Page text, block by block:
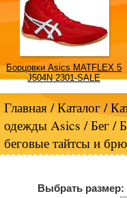
Борцовки Asics MATFLEX 5
J504N 2301-SALE
Главная/ Каталог /
одежды Asics /Бег/
беговые тайтсы и
Выбрать размер: